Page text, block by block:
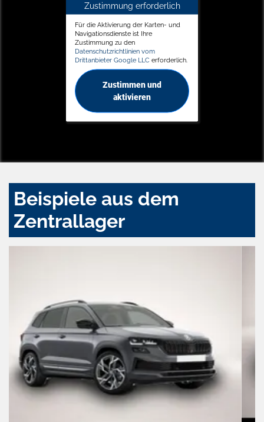
Zustimmung erforderlich
Für die Aktivierung der Karten- und
Navigationsdienste ist Ihre
Zustimmung zu den
Datenschutzrichtlinien vom
Drittanbieter Google LLC erforderlich.
Zustimmen und
aktivieren
Beispiele aus dem
Zentrallager